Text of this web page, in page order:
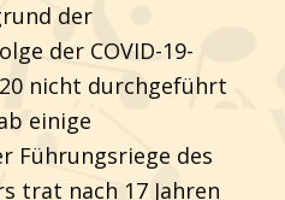
der
der COVID-19-
nicht durchgeführt
einige
Führungsriege des
trat nach 17 Jahren